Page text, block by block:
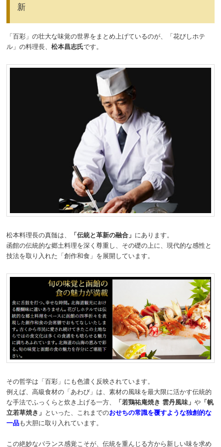
新
「百彩」の壮大な味覚の世界をまとめ上げているのが、「花びしホテ
ル」の料理長、松本昌志氏です。
松本料理長の真髄は、 「伝統と革新の融合」 にあります。
函館の伝統的な郷土料理を深く尊重し、その礎の上に、現代的な感性と
技法を取り入れた「創作和食」を展開しています。
その哲学は「百彩」にも色濃く反映されています。
例えば、高級食材の「あわび」は、素材の風味を最大限に活かす伝統的
な手法でふっくらと炊き上げる一方、
「若鶏祐庵焼き 雲丹風味」や 「帆
立若草焼き」 といった、これまでのおせちの常識を覆すような独創的な
一品も大胆に取り入れています。
この絶妙なバランス感覚こそが、伝統を重んじる方から新しい味を求め